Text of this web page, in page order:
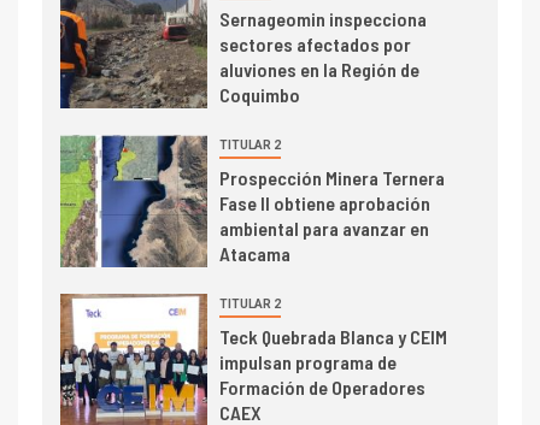
3
PIB minero impacta el
crecimiento regional: Banco
Central reporta resultados
trimestre
4 I+D
Informe bimensual de
Cochilco: precio del cobre
alcanza máximos por escasez
de concentrados
5 I+D
Estudio revela cómo el precio
del cobre y educación superior
se relacionan en zonas
mineras
Sernageomin inspecciona
sectores afectados por
aluviones en la Región de
Coquimbo
TITULAR 2
Prospección Minera Ternera
Fase II obtiene aprobación
ambiental para avanzar en
Atacama
TITULAR 2
Teck Quebrada Blanca y CEIM
impulsan programa de
Formación de Operadores
CAEX